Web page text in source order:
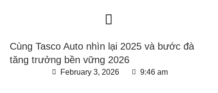
Cùng Tasco Auto nhìn lại 2025 và bước đà
tăng trưởng bền vững 2026
February 3, 2026 9:46 am